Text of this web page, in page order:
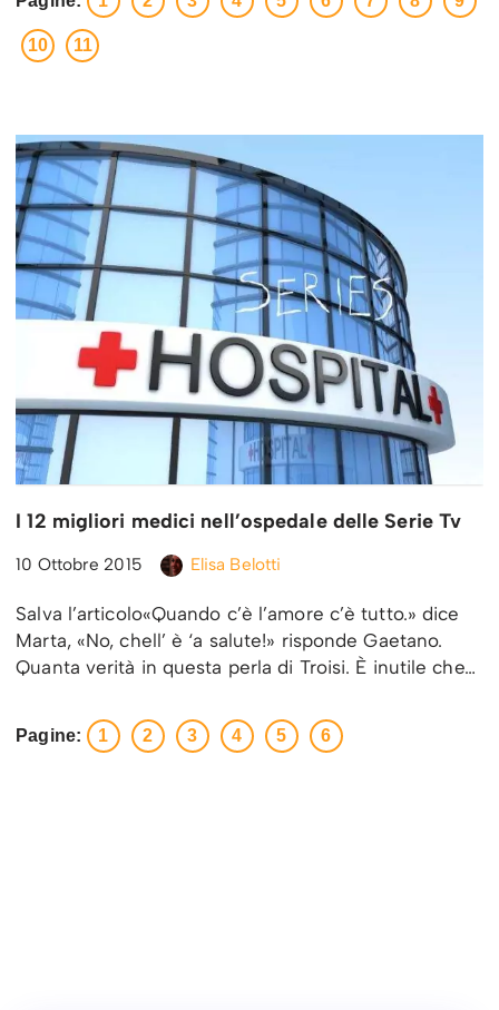
10 11
I 12 migliori medici nell’ospedale delle Serie Tv
10 Ottobre 2015 Elisa Belotti
Salva l’articolo«Quando c’è l’amore c’è tutto.» dice
Marta, «No, chell’ è ‘a salute!» risponde Gaetano.
Quanta verità in questa perla di Troisi. È inutile che…
Pagine: 1 2 3 4 5 6